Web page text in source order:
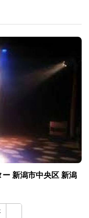
ー 新潟市中央区 新潟